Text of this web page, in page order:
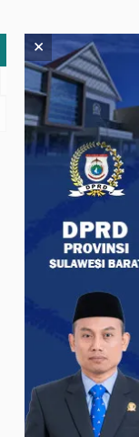
Lifestyle
#featured #Polda
×